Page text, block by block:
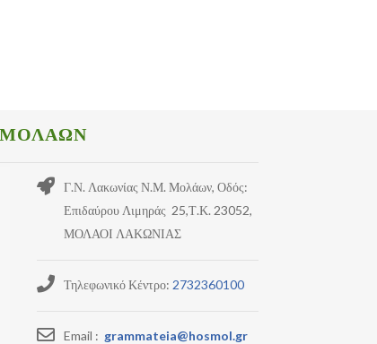
Γ.Ν. Λακωνίας Ν.Μ. Μολάων, Οδός:
Επιδαύρου Λιμηράς 25,Τ.Κ. 23052,
ΜΟΛΑΟΙ ΛΑΚΩΝΙΑΣ
Τηλεφωνικό Κέντρο: 2732360100
Email : grammateia@hosmol.gr